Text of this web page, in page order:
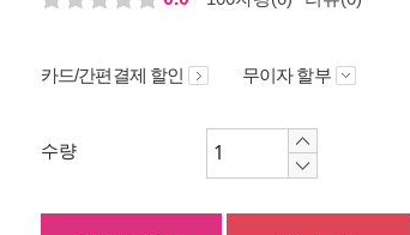
카드/간편결제 할인 무이자 할부
수량